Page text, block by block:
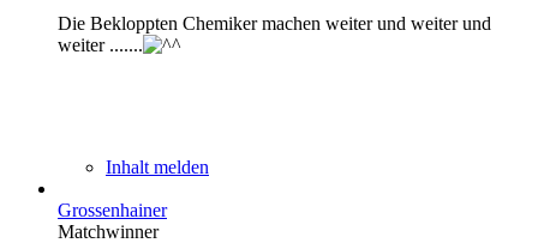
Die Bekloppten Chemiker machen weiter und weiter und
weiter .......
Inhalt melden
Grossenhainer
Matchwinner